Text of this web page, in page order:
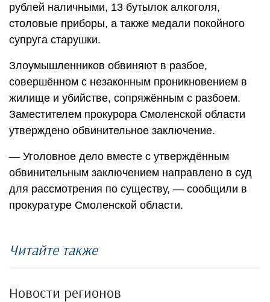
рублей наличными, 13 бутылок алкоголя,
столовые приборы, а также медали покойного
супруга старушки.
Злоумышленников обвиняют в разбое,
совершённом с незаконным проникновением в
жилище и убийстве, сопряжённым с разбоем.
Заместителем прокурора Смоленской области
утверждено обвинительное заключение.
— Уголовное дело вместе с утверждённым
обвинительным заключением направлено в суд
для рассмотрения по существу, — сообщили в
прокуратуре Смоленской области.
Читайте также
Новости регионов